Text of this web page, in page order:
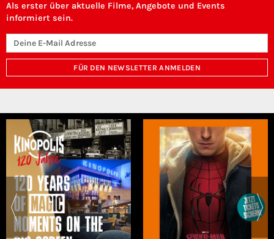
Als erster über aktuelle Filme, Angebote und Events
informiert sein.
FÜR DEN NEWSLETTER ANMELDEN